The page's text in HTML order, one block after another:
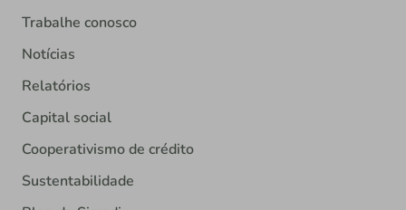
Trabalhe conosco
Notícias
Relatórios
Capital social
Cooperativismo de crédito
Sustentabilidade